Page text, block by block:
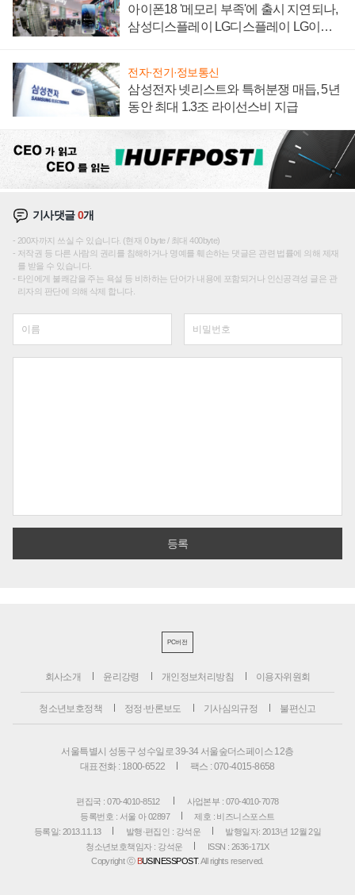
아이폰18 '메모리 부족'에 출시 지연되나,
삼성디스플레이 LG디스플레이 LG이노
전자·전기·정보통신
삼성전자 넷리스트와 특허분쟁 매듭, 5년
동안 최대 1.3조 라이선스비 지급
기사댓글0개
200자까지 쓰실 수 있습니다. (현재 0 byte / 최대 400byte)
저작권 등 다른 사람의 권리를 침해하거나 명예를 훼손하는 댓글은 관련 법률에 의해 제재
를 받을 수 있습니다.
타인에게 불쾌감을 주는 욕설 등 비하하는 단어가 내용에 포함되거나 인신공격성 글은 관
리자의 판단에 의해 삭제 합니다.
PC버전
회사소개 윤리강령 개인정보처리방침 이용자위원회
청소년보호정책 정정·반론보도 기사심의규정 불편신고
서울특별시 성동구 성수일로 39-34 서울숲더스페이스 12층
대표전화 : 1800-6522
팩스 : 070-4015-8658
편집국 : 070-4010-8512
사업본부 : 070-4010-7078
등록번호 : 서울 아 02897
제호 : 비즈니스포스트
등록일: 2013.11.13
발행·편집인 : 강석운
발행일자: 2013년 12월 2일
청소년보호책임자 : 강석운
ISSN : 2636-171X
Copyright ⓒ BUSINESSPOST. All rights reserved.